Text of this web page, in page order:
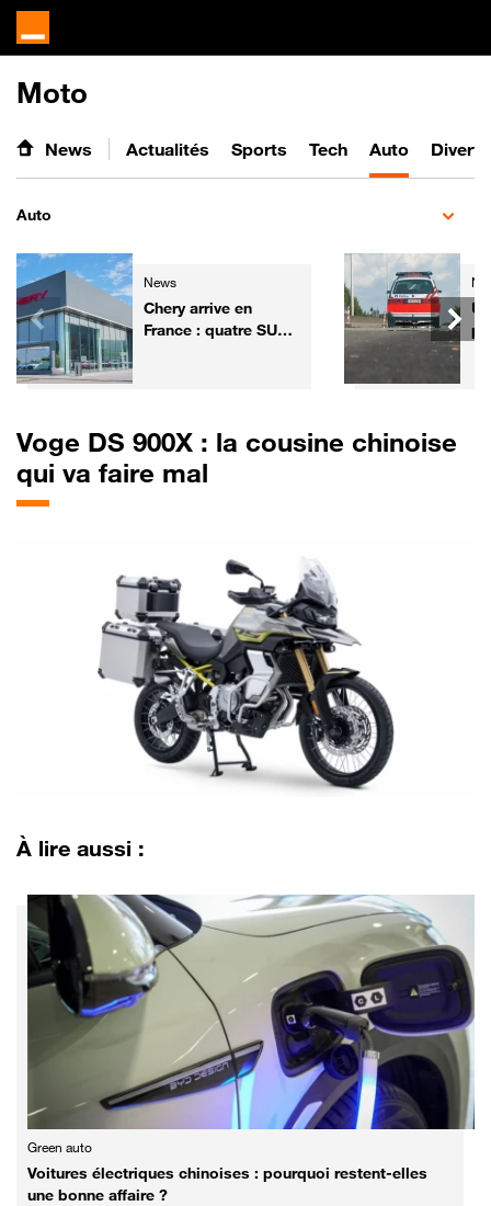
Moto
News Actualités Sports Tech Auto
Auto
News
Chery arrive en
France : quatre SUV
Voge DS 900X : la cousine chinoise
qui va faire mal
À lire aussi :
Green auto
Voitures électriques chinoises : pourquoi restent-elles
une bonne affaire ?